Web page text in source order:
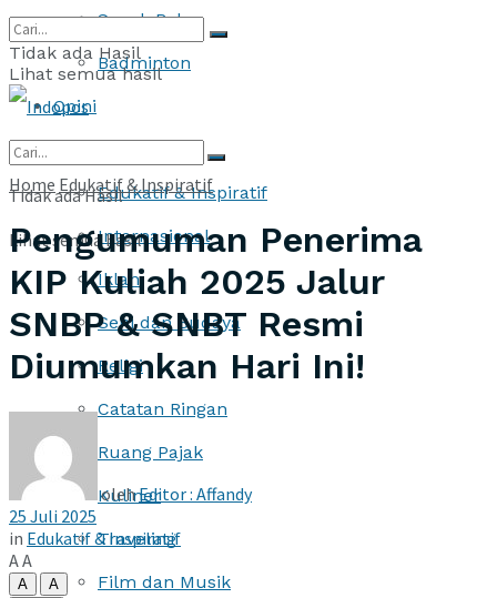
Sepak Bola
Badminton
Opini
Edukatif & Inspiratif
Internasional
Iklan
Seni dan Budaya
Religi
Catatan Ringan
Ruang Pajak
Kuliner
Traveling
Film dan Musik
Tidak ada Hasil
Lihat semua hasil
Tidak ada Hasil
Lihat semua hasil
Home Edukatif & Inspiratif
Pengumuman Penerima
KIP Kuliah 2025 Jalur
SNBP & SNBT Resmi
Diumumkan Hari Ini!
olehEditor : Affandy
25 Juli 2025
in Edukatif & Inspiratif
AA
A
A